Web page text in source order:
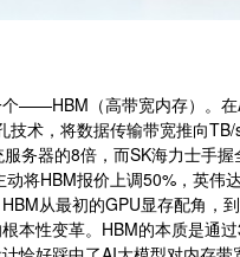
——HBM（高带宽内存）。
技术，将数据传输带宽推向
务器的8倍，而SK海力士手
动将HBM报价上调50%，英
从最初的GPU显存配角，
本性变革。HBM的本质是通